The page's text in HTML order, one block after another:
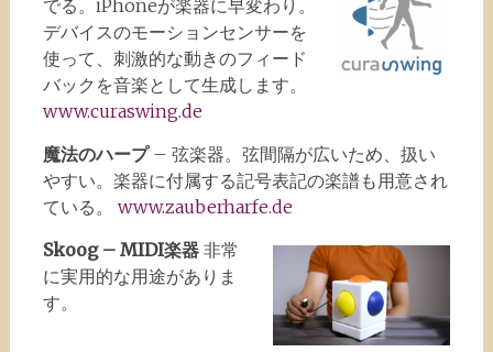
でる。iPhoneが楽器に早変わり。
デバイスのモーションセンサーを
使って、刺激的な動きのフィード
バックを音楽として生成します。
www.curaswing.de
魔法のハープ– 弦楽器。弦間隔が広いため、扱い
やすい。楽器に付属する記号表記の楽譜も用意され
ている。
www.zauberharfe.de
Skoog – MIDI楽器非常
に実用的な用途がありま
す。